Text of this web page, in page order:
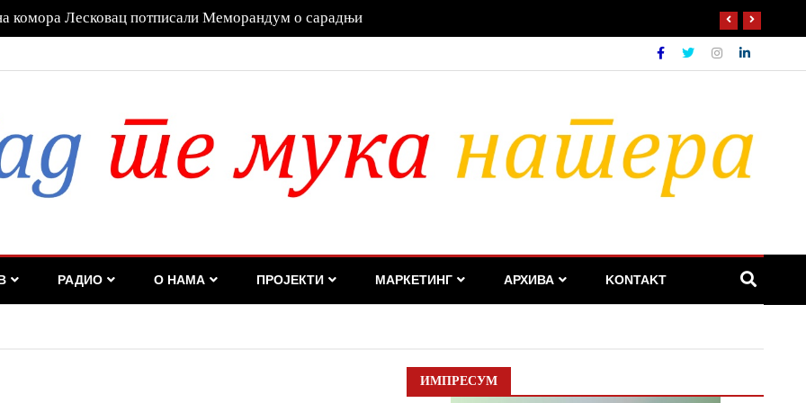
Дубравка Ђедовић Хандановић
РАДИО О НАМА ПРОЈЕКТИ МАРКЕТИНГ АРХИВА KONTAKT
ИМПРЕСУМ